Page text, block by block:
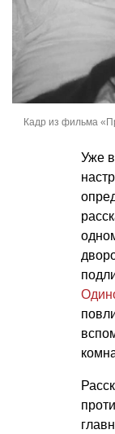
Кадр из фильма
Уже